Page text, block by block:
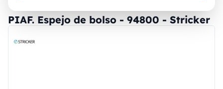
PIAF. Espejo de bolso - 94800 - Stricker